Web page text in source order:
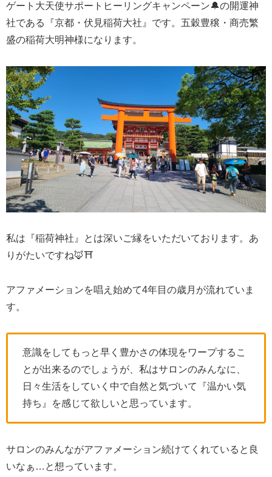
ゲート大天使サポートヒーリングキャンペーン🔔の開運神
社である『京都・伏見稲荷大社』です。五穀豊穣・商売繁
盛の稲荷大明神様になります。
私は『稲荷神社』とは深いご縁をいただいております。あ
りがたいですね🦊⛩️
アファメーションを唱え始めて4年目の歳月が流れていま
す。
意識をしてもっと早く豊かさの体現をワープするこ
とが出来るのでしょうが、私はサロンのみんなに、
日々生活をしていく中で自然と気づいて『温かい気
持ち』を感じて欲しいと思っています。
サロンのみんながアファメーション続けてくれていると良
いなぁ…と想っています。